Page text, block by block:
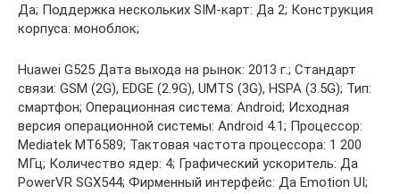
Да; Поддержка нескольких SIM-карт: Да 2; Конструкция
корпуса: моноблок;
Huawei G525 Дата выхода на рынок: 2013 г.; Стандарт
связи: GSM (2G), EDGE (2.9G), UMTS (3G), HSPA (3.5G); Тип:
смартфон; Операционная система: Android; Исходная
версия операционной системы: Android 4.1; Процессор:
Mediatek MT6589; Тактовая частота процессора: 1 200
МГц; Количество ядер: 4; Графический ускоритель: Да
PowerVR SGX544; Фирменный интерфейс: Да Emotion UI;